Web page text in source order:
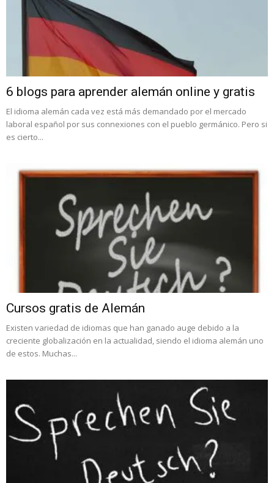
6 blogs para aprender alemán online y gratis
El idioma alemán cada vez está más demandado por el mercado
laboral español por sus connexiones con el pueblo germánico. Pero si
es cierto...
Cursos gratis de Alemán
Existen variedad de idiomas que han ganado auge debido a la
creciente globalización en la actualidad, siendo el idioma alemán uno
de estos. Muchas...